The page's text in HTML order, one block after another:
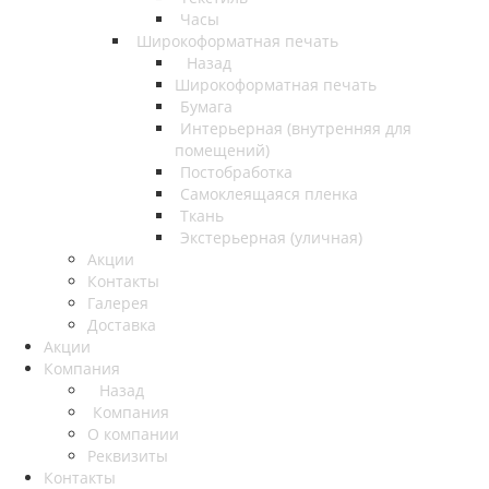
Часы
Широкоформатная печать
Назад
Широкоформатная печать
Бумага
Интерьерная (внутренняя для
помещений)
Постобработка
Самоклеящаяся пленка
Ткань
Экстерьерная (уличная)
Акции
Контакты
Галерея
Доставка
Акции
Компания
Назад
Компания
О компании
Реквизиты
Контакты